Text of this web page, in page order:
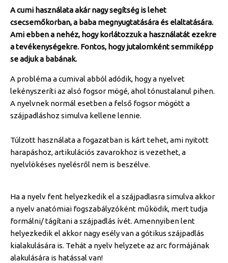
A cumi használata akár nagy segítség is lehet
csecsemőkorban, a baba megnyugtatására és elaltatására.
Ami ebben a nehéz, hogy korlátozzuk a használatát ezekre
a tevékenységekre. Fontos, hogy jutalomként semmiképp
se adjuk a babának.
A probléma a cumival abból adódik, hogy a nyelvet
lekényszeríti az alsó fogsor mögé, ahol tónustalanul pihen.
A nyelvnek normál esetben a felső fogsor mögött a
szájpadláshoz simulva kellene lennie.
Túlzott használata a fogazatban is kárt tehet, ami nyitott
harapáshoz, artikulációs zavarokhoz is vezethet, a
nyelvlökéses nyelésről nem is beszélve.
Ha a nyelv fent helyezkedik el a szájpadlasra simulva akkor
a nyelv anatómiai fogszabályzóként működik, mert tudja
formálni/ tágítani a szájpadlás ívét. Amennyiben lent
helyezkedik el akkor nagy esély van a gótikus szájpadlás
kialakulására is. Tehát a nyelv helyzete az arc formájának
alakulására is hatással van!